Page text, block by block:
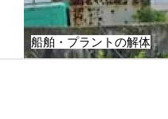
船舶・プラントの解体